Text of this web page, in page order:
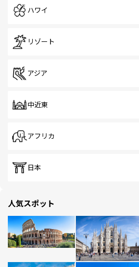
ハワイ
リゾート
アジア
中近東
アフリカ
日本
人気スポット